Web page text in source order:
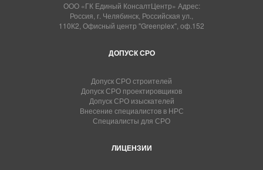
ООО «ГК Единый КонсалтЦентр» Адрес:
Россия, г. Челябинск, Российская ул.,
110К2, Офисный центр "Greenplex", оф.152
ДОПУСК СРО
Допуск СРО строителей
Допуск СРО проектировщиков
Допуск СРО изыскателей
Внесение специалистов в НРС
Специалисты для СРО
ЛИЦЕНЗИИ